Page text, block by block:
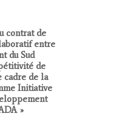
contrat de
entre
du Sud
de
cadre de la
Initiative
»